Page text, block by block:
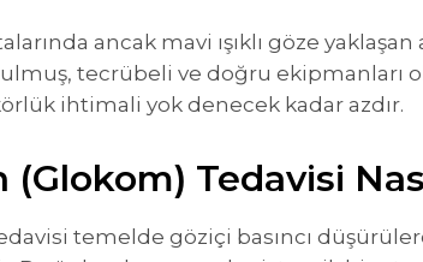
ancak mavi ışıklı göze
tecrübeli ve doğru ekipmanları
ihtimali yok denecek kadar azdır.
Tedavisi
temelde göziçi basıncı